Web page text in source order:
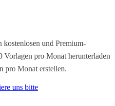
kostenlosen und Premium-
Vorlagen pro Monat herunterladen
pro Monat erstellen.
uns bitte